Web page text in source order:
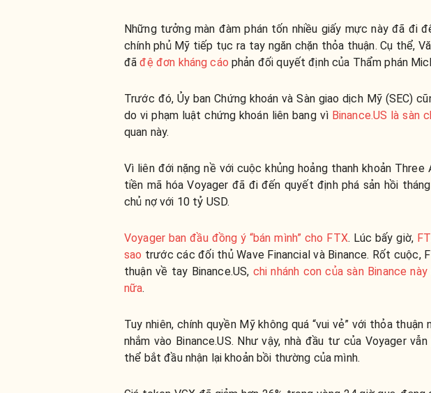
Những tưởng màn đàm phán tốn nhiều giấy mực này đã đi
chính phủ Mỹ tiếp tục ra tay ngăn chặn thỏa thuận. Cụ thể,
đãđệ đơn kháng cáo phản đối quyết định của Thẩm phán
Trước đó, Ủy ban Chứng khoán và Sàn giao dịch Mỹ (SEC)
do vi phạm luật chứng khoán liên bang vì Binance.US là sàn
quan này.
Vì liên đới nặng nề với cuộc khủng hoảng thanh khoản
tiền mã hóa Voyager đã đi đến quyết định phá sản hồi
chủ nợ với 10 tỷ USD.
Voyager ban đầu đồng ý “bán mình” cho FTX. Lúc bấy giờ,
sao trước các đối thủ Wave Financial và Binance. Rốt cuộc,
thuận về tay Binance.US, chi nhánh con của sàn Binance
nữa.
Tuy nhiên, chính quyền Mỹ không quá “vui vẻ” với thỏa
nhắm vào Binance.US. Như vậy, nhà đầu tư của Voyager
thể bắt đầu nhận lại khoản bồi thường của mình.